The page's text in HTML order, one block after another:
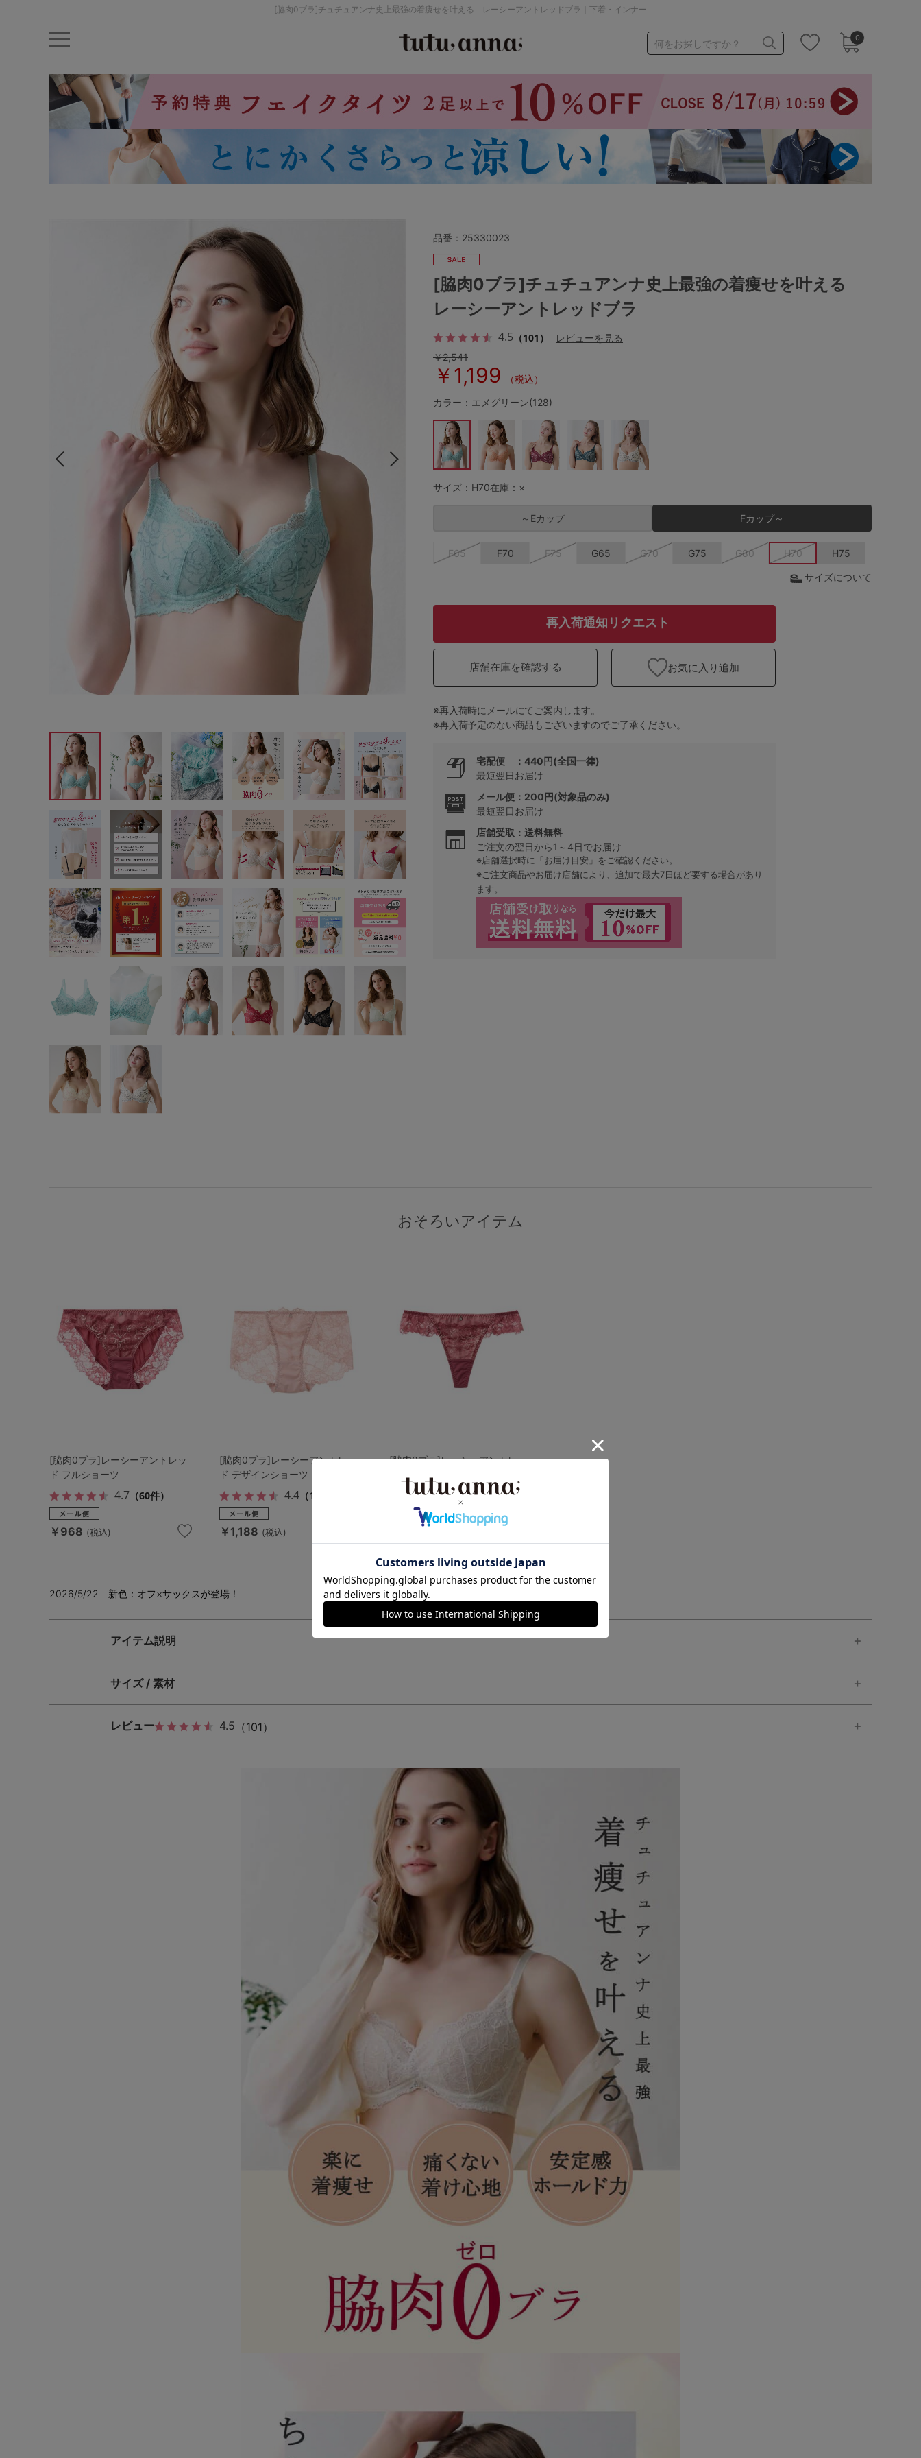
[脇肉0ブラ]チュチュアンナ史上最強の着痩せを叶える レーシーアントレッドブラ｜下着・インナー
0
何をお探しですか？
ナイトブラ ノンワイヤー 特盛ブラ チューブトップ 折り畳み パジャマ
ストッキング
ルームウェア アームカバー
カテゴリから探す
キッズ
ギフトラッピング
サイズからブラを探す
B65 B75 B80
D65 D70 D75 D80 D85
E65 E70 E75 E80 E85
F65 F70 F80
G65 G70
H70 H75
SS
LL 3L
S-AB S-CD
M-CD M-EF
L-AB L-CD
LL-EF
価格帯から探す
～999円 1,000～1,999円
2,000～2,999円 3,000～3,999円
セールアイテム
お気に入り
新着アイテム
ランキング
高評価レビューアイテム
WEB限定アイテム
特集ページ
品番： 25330023
[脇肉0ブラ]チュチュアンナ史上最強の着痩せを叶える
レーシーアントレッドブラ
4.5 （101） レビューを見る
￥2,541
￥1,199
（税込）
カラー：エメグリーン(128)
サイズ：H70在庫：×
～Eカップ Fカップ～
F65 F70 F75 G65 G70 G75 G80 H70 H75
サイズについて
再入荷通知リクエスト
店舗在庫を確認する お気に入り追加
※再入荷時にメールにてご案内します。
※再入荷予定のない商品もございますのでご了承ください。
宅配便 ：440円(全国一律)
最短翌日お届け
メール便：200円(対象品のみ)
最短翌日お届け
店舗受取：送料無料
ご注文の翌日から1～4日でお届け
※店舗選択時に「お届け目安」をご確認ください。
※ご注文商品やお届け店舗により、追加で最大7日ほど要する場合があり
ます。
おそろいアイテム
[脇肉0ブラ]レーシーアントレッ
ド フルショーツ
4.7 （60件）
￥968 (税込)
[脇肉0ブラ]レーシーアントレッ
ド デザインショーツ
4.4（18件）
￥1,188 (税込)
[脇肉0ブラ]レーシーアントレッ
4.5（4件）
￥1,188
2026/5/22 新色：オフ×サックスが登場！
アイテム説明
サイズ / 素材
レビュー 4.5 （101）